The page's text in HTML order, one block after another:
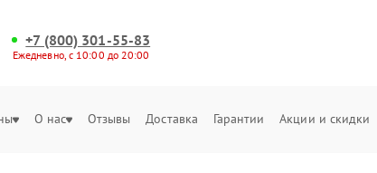
+7 (800) 301-55-83
Ежедневно, с 10:00 до 20:00
О нас Отзывы Доставка Гарантии Акции и скидки